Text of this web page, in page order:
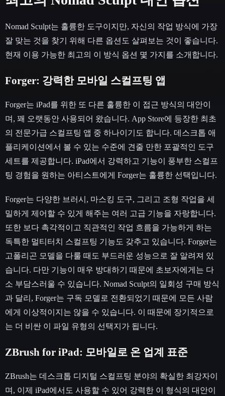
Nomad Sculpt는 훌륭한 도구이지만, 자신의 작업 방식에 가장
잘 맞는 것을 찾기 위해 다른 옵션도 살펴보는 것이 좋습니다.
현재 이용 가능한 최고의 이 방식 옵션 몇 가지를 소개합니다.
Forger: 강력한 모바일 스컬프팅 앱
Forger는 iPad를 위한 또 다른 훌륭한 이 접근 방식의 대안이
며, 꽤 오랫동안 사용되어 왔습니다. App Store에 등장한 최초
의 전문가급 스컬프팅 앱 중 하나이기도 합니다. 데스크톱 애
플리케이션에서 볼 수 있는 수준에 견줄 만한 포괄적인 도구
세트를 제공합니다. iPad에서 강력하고 기능이 풍부한 스컬프
팅 경험을 원하는 아티스트에게 Forger는 훌륭한 선택입니다.
Forger는 다양한 브러시, 마스킹 도구, 그리고 조형 작업을 세
밀하게 제어할 수 있게 해주는 여러 고급 기능을 자랑합니다.
또한 보다 촉각적이고 직관적인 작업 흐름을 가능하게 하는
독특한 멀티터치 스컬프팅 기능도 갖추고 있습니다. Forger는
고폴리곤 모델을 다룰 때도 부드러운 성능으로 잘 알려져 있
습니다. 다만 기능이 매우 방대하기 때문에 초보자에게는 다
소 부담스러울 수 있습니다. Nomad Sculpt의 일회성 구매 방식
과 달리, Forger는 구독 모델로 전환되었기 때문에 모든 사람
에게 이상적이지는 않을 수 있습니다. 이 때문에 장기적으로
는 더 비싼 이 파일 유형의 선택지가 됩니다.
ZBrush for iPad: 모바일로 온 업계 표준
ZBrush는 데스크톱 디지털 스컬프팅 분야의 확실한 최강자이
며, 이제 iPad에서도 사용할 수 있어 강력한 이 형식의 대안이